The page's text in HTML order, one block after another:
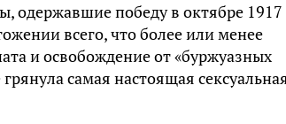
одержавшие победу в октябре 1917
всего, что более или менее
и освобождение от «буржуазных
самая настоящая